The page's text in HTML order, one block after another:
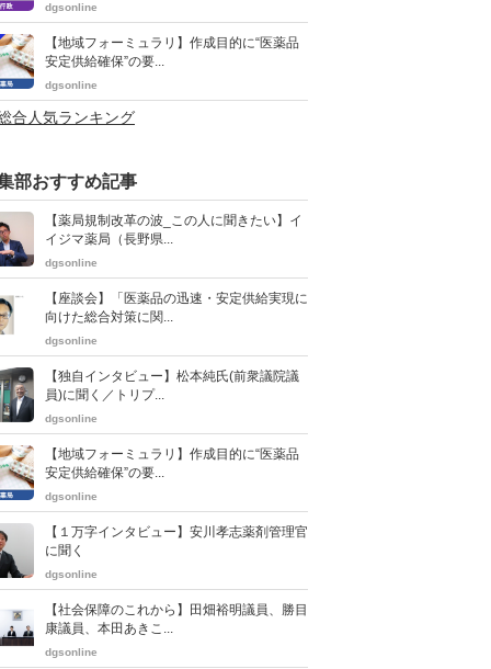
dgsonline
【地域フォーミュラリ】作成目的に“医薬品
安定供給確保”の要...
dgsonline
合人気ランキング
部おすすめ記事
【薬局規制改革の波_この人に聞きたい】イ
イジマ薬局（長野県...
dgsonline
【座談会】「医薬品の迅速・安定供給実現に
向けた総合対策に関...
dgsonline
【独自インタビュー】松本純氏(前衆議院議
員)に聞く／トリプ...
dgsonline
【地域フォーミュラリ】作成目的に“医薬品
安定供給確保”の要...
dgsonline
【１万字インタビュー】安川孝志薬剤管理官
に聞く
dgsonline
【社会保障のこれから】田畑裕明議員、勝目
康議員、本田あきこ...
dgsonline